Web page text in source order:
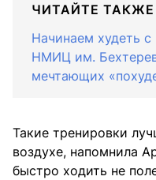
ЧИТАЙТЕ ТАКЖЕ
Начинаем худеть с
НМИЦ им.
мечтающих
Такие тренировки
воздухе, напомнила
быстро ходить не